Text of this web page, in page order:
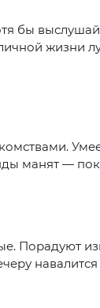
бы
жизни
манят —
Порадуют
навалится